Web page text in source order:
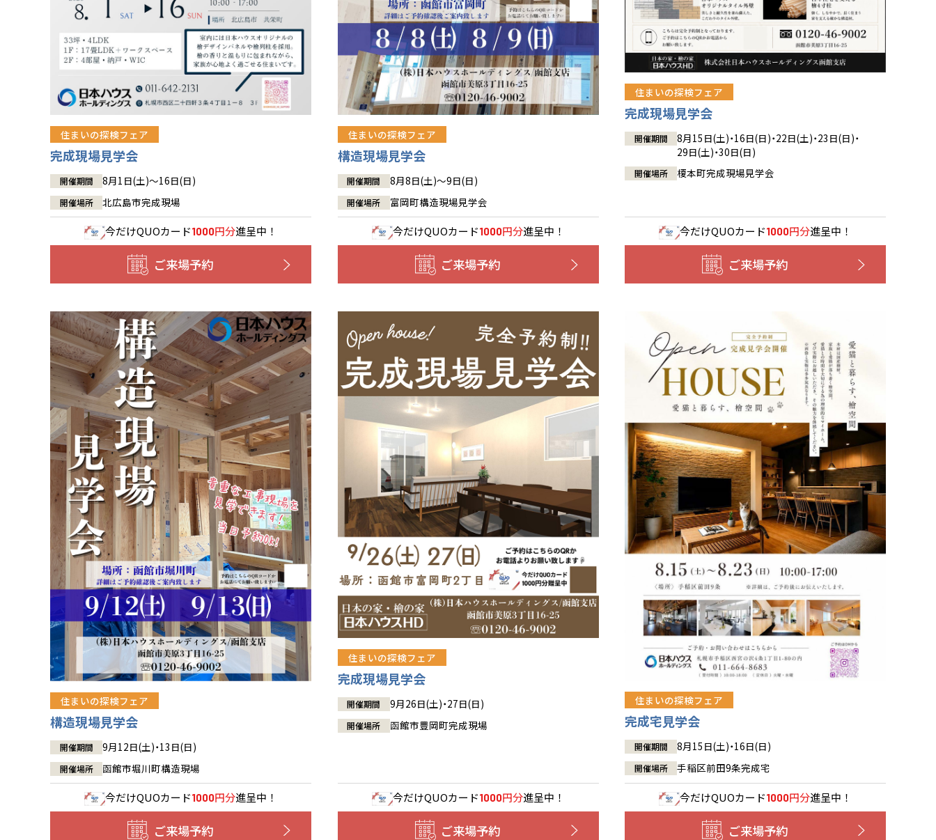
住まいの探検フェア
完成現場見学会
開催期間 8月1日(土)～16日(日)
開催場所 北広島市完成現場
今だけQUOカード1000円分進呈中！
ご来場予約
住まいの探検フェア
構造現場見学会
開催期間 8月8日(土)～9日(日)
開催場所 富岡町構造現場見学会
今だけQUOカード1000円分進呈中！
ご来場予約
住まいの探検フェア
完成現場見学会
開催期間
8月15日(土)・16日(日)・22日(土)・23日(日)・
29日(土)・30日(日)
開催場所 榎本町完成現場見学会
今だけQUOカード1000円分進呈中！
ご来場予約
住まいの探検フェア
構造現場見学会
開催期間 9月12日(土)・13日(日)
開催場所 函館市堀川町構造現場
今だけQUOカード1000円分進呈中！
ご来場予約
住まいの探検フェア
完成現場見学会
開催期間 9月26日(土)・27日(日)
開催場所 函館市豊岡町完成現場
今だけQUOカード1000円分進呈中！
ご来場予約
住まいの探検フェア
完成宅見学会
開催期間 8月15日(土)・16日(日)
開催場所 手稲区前田9条完成宅
今だけQUOカード1000円分進呈中！
ご来場予約
宮城
福島
富山
石川
福井
神奈川
埼玉
千葉
茨城
栃木
群馬
岐阜
静岡
三重
大阪
京都
兵庫
奈良
滋賀
中国・四国
岡山
香川
愛媛
鳥取
徳島
高知
九州
福岡
佐賀
熊本
長崎
沖縄
分譲マンション
※現住所のある都道府県以外の建築予定地の方でも
現住所の有るお近くの展示場又は店舗にお問合せください。
移住の計画の方もご相談対応します。お気軽にご相談ください。
道南
函館
室蘭
道東
帯広
釧路
岩手県
盛岡
北上
山形県
山形
宮城県
仙台
福島県
郡山
福島
いわき
会津
甲府
長野県
長野
松本
富山県
富山
石川県
金沢
福井県
福井
東京都
世田谷
八王子
神奈川県
横浜
湘南
相模
埼玉県
埼玉
所沢
千葉県
千葉
茨城県
水戸
栃木県
宇都宮
小山
群馬
伊勢崎
愛知県
名古屋
豊橋
岐阜県
岐阜
静岡県
静岡
浜松
三重県
四日市
大阪府
大阪
京都府
京都
兵庫県
姫路
奈良県
奈良
中国・四国
岡山県
岡山
香川県
高松
愛媛県
九州
福岡県
福岡
佐賀県
佐賀
熊本県
熊本
大分県
大分
宮崎